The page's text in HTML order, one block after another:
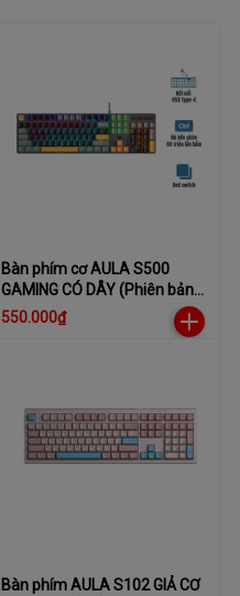
Bàn phím cơ AULA S500
GAMING CÓ DÂY (Phiên bản
Xám+đen+vàng/ Red switch)
550.000₫
Bàn phím AULA S102 GIẢ CƠ